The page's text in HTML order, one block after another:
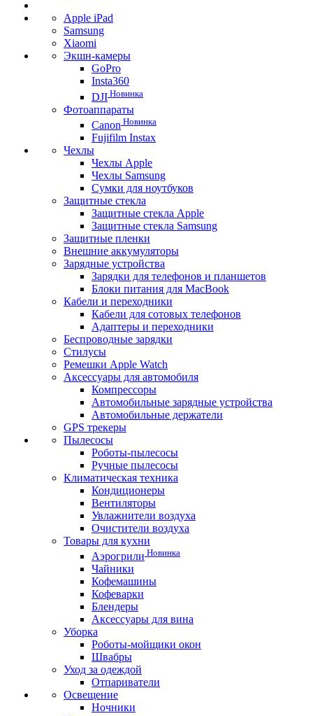
Apple iPad
Samsung
Xiaomi
Экшн-камеры
GoPro
Insta360
DJI Новинка
Фотоаппараты
Canon Новинка
Fujifilm Instax
Чехлы
Чехлы Apple
Чехлы Samsung
Сумки для ноутбуков
Защитные стекла
Защитные стекла Apple
Защитные стекла Samsung
Защитные пленки
Внешние аккумуляторы
Зарядные устройства
Зарядки для телефонов и планшетов
Блоки питания для MacBook
Кабели и переходники
Кабели для сотовых телефонов
Адаптеры и переходники
Беспроводные зарядки
Стилусы
Ремешки Apple Watch
Аксессуары для автомобиля
Компрессоры
Автомобильные зарядные устройства
Автомобильные держатели
GPS трекеры
Пылесосы
Роботы-пылесосы
Ручные пылесосы
Климатическая техника
Кондиционеры
Вентиляторы
Увлажнители воздуха
Очистители воздуха
Товары для кухни
Аэрогрили Новинка
Чайники
Кофемашины
Кофеварки
Блендеры
Аксессуары для вина
Уборка
Роботы-мойщики окон
Швабры
Уход за одеждой
Отпариватели
Освещение
Ночники